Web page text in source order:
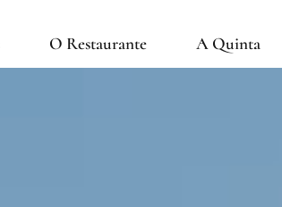
O Restaurante A Quinta